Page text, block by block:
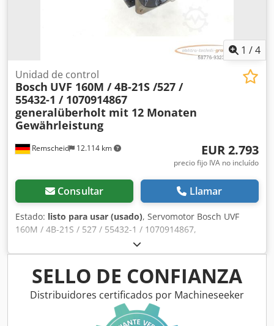
1 /4
Remscheid 12.114 km
Unidad de control
Bosch UVF 160M / 4B-21S /527 /
55432-1 / 1070914867
generalüberholt mit 12 Monaten
Gewährleistung
EUR 2.793
precio fijo IVA no incluído
Consultar Llamar
Estado: listo para usar (usado), Servomotor Bosch UVF
160M / 4B-21S / 527 / 55432-1 / 1070914867,
completamente reacondicionado y probado por personal
cualificado, con 12 meses de garantía, 100 % funcional. El
alcance del suministro se corresponde con las fotos. Para
este artículo no se aplican los descuentos de venta
acordados. Por favor, solicite el precio por separado.
¡ATENCIÓN: Consulte los costes de embalaje y envío por
separado! Dsdpfxsk Ru Dcs Antock
SELLO DE CONFIANZA
Distribuidores certificados por Machineseeker